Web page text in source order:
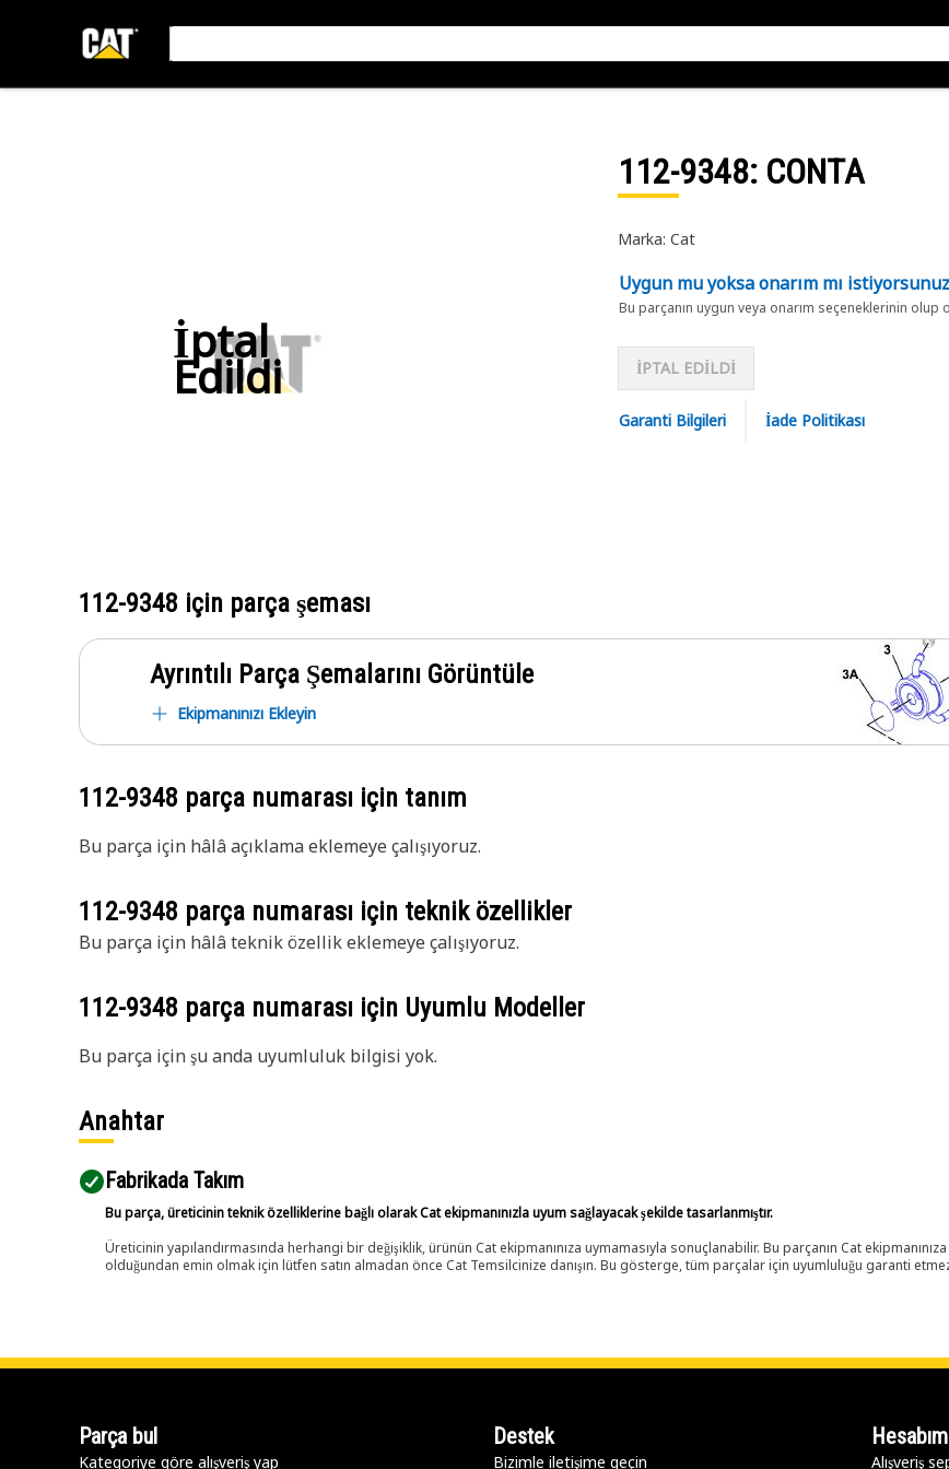
İptal
Edildi
112-9348: CONTA
Marka: Cat
Uygun mu yoksa onarım mı
Bu parçanın uygun veya onarım seçeneklerinin olup
İPTAL EDİLDİ
Garanti Bilgileri İade Politikası
112-9348 için parça şeması
Ayrıntılı Parça Şemalarını Görüntüle
Ekipmanınızı Ekleyin
112-9348 parça numarası için tanım
Bu parça için hâlâ açıklama eklemeye çalışıyoruz.
112-9348 parça numarası için teknik özellikler
Bu parça için hâlâ teknik özellik eklemeye çalışıyoruz.
112-9348 parça numarası için Uyumlu Modeller
Bu parça için şu anda uyumluluk bilgisi yok.
Anahtar
Fabrikada Takım
Bu parça, üreticinin teknik özelliklerine bağlı olarak Cat ekipmanınızla uyum sağlayacak şekilde tasarlanmıştır.
Üreticinin yapılandırmasında herhangi bir değişiklik, ürünün Cat ekipmanınıza uymamasıyla sonuçlanabilir. Bu parçanın Cat
olduğundan emin olmak için lütfen satın almadan önce Cat Temsilcinize danışın. Bu gösterge, tüm parçalar için uyumluluğu garanti
Parça bul
Kategoriye göre alışveriş yap
Destek
Bizimle iletişime geçin
Hesabım
Alışveriş